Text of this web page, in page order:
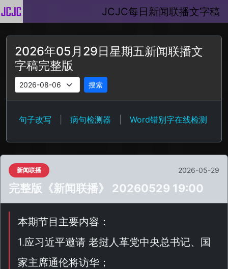
JCJC每日新闻联播文字稿
2026年05月29日星期五新闻联播文
字稿完整版
搜索
句子改写 病句检测器 Word错别字在线检测
新闻联播 2026-05-29
完整版《新闻联播》 20260529 19:00
本期节目主要内容：
1.应习近平邀请 老挝人革党中央总书记、国
家主席通伦将访华；